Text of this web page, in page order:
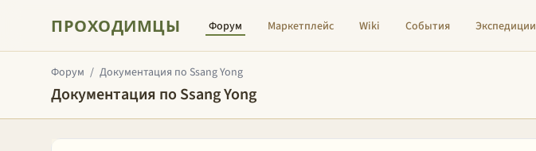
ПРОХОДИМЦЫ Форум Маркетплейс Wiki События Экспедиции
Форум / Документация по Ssang Yong
Документация по Ssang Yong